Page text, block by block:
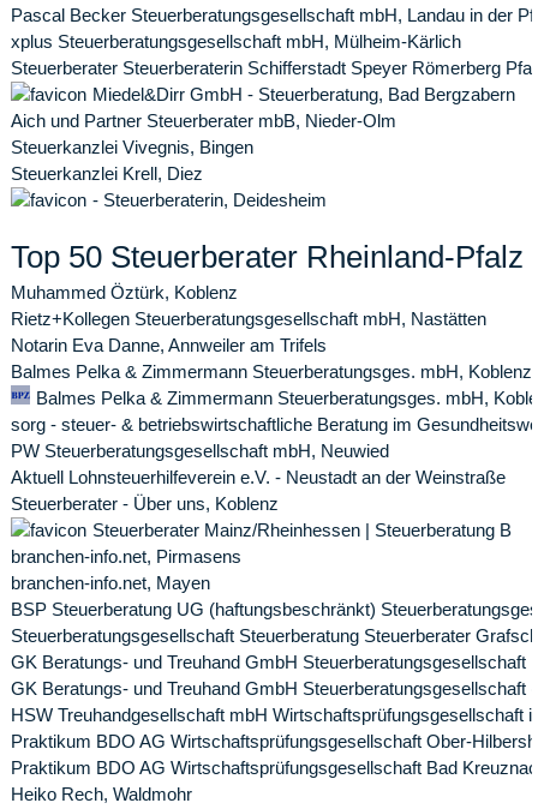
Pascal Becker Steuerberatungsgesellschaft mbH, Landau in der
xplus Steuerberatungsgesellschaft mbH, Mülheim-Kärlich
Steuerberater Steuerberaterin Schifferstadt Speyer Römerberg
Miedel&Dirr GmbH - Steuerberatung, Bad Bergzabern
Aich und Partner Steuerberater mbB, Nieder-Olm
Steuerkanzlei Vivegnis, Bingen
Steuerkanzlei Krell, Diez
- Steuerberaterin, Deidesheim
Top 50 Steuerberater Rheinland-Pfalz
Muhammed Öztürk, Koblenz
Rietz+Kollegen Steuerberatungsgesellschaft mbH, Nastätten
Notarin Eva Danne, Annweiler am Trifels
Balmes Pelka & Zimmermann Steuerberatungsges. mbH, Koblenz
Balmes Pelka & Zimmermann Steuerberatungsges. mbH,
sorg - steuer- & betriebswirtschaftliche Beratung im
PW Steuerberatungsgesellschaft mbH, Neuwied
Aktuell Lohnsteuerhilfeverein e.V. - Neustadt an der Weinstraße
Steuerberater - Über uns, Koblenz
Steuerberater Mainz/Rheinhessen | Steuerberatung B
branchen-info.net, Pirmasens
branchen-info.net, Mayen
BSP Steuerberatung UG (haftungsbeschränkt)
Steuerberatungsgesellschaft Steuerberatung Steuerberater
GK Beratungs- und Treuhand GmbH Steuerberatungsgesellschaft
GK Beratungs- und Treuhand GmbH Steuerberatungsgesellschaft
HSW Treuhandgesellschaft mbH Wirtschaftsprüfungsgesellschaft
Praktikum BDO AG Wirtschaftsprüfungsgesellschaft Ober-
Praktikum BDO AG Wirtschaftsprüfungsgesellschaft Bad
Heiko Rech, Waldmohr